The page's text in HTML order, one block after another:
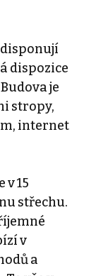
dispozice
je
stropy,
internet
15
střechu.
v
a